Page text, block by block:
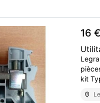
16 €
kit